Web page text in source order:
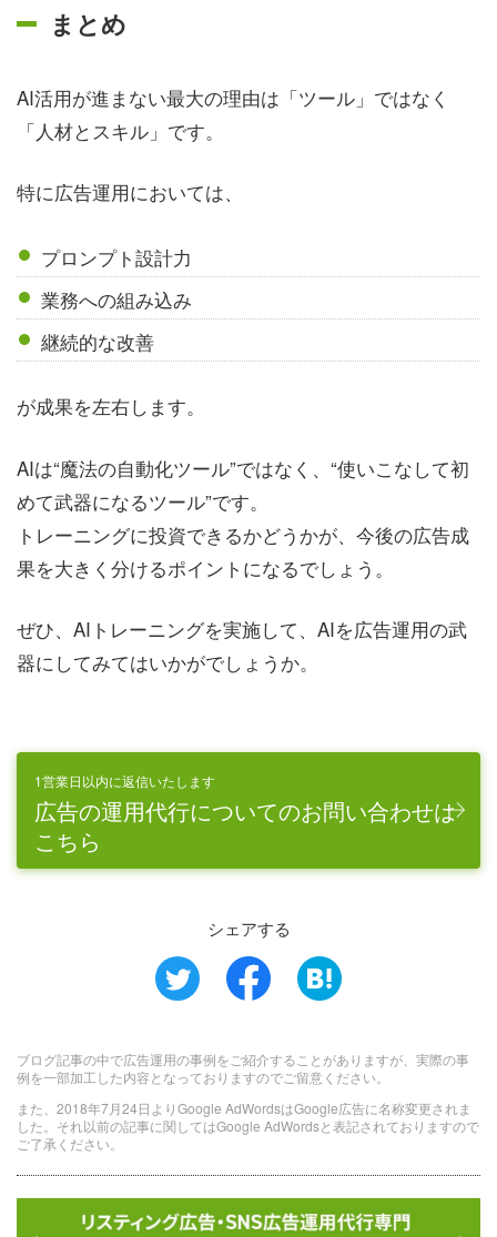
まとめ
AI活用が進まない最大の理由は「ツール」ではなく
「人材とスキル」です。
特に広告運用においては、
プロンプト設計力
業務への組み込み
継続的な改善
が成果を左右します。
AIは“魔法の自動化ツール”ではなく、“使いこなして初
めて武器になるツール”です。
トレーニングに投資できるかどうかが、今後の広告成
果を大きく分けるポイントになるでしょう。
ぜひ、AIトレーニングを実施して、AIを広告運用の武
器にしてみてはいかがでしょうか。
1営業日以内に返信いたします
広告の運用代行についてのお問い合わせは
こちら
シェアする
ブログ記事の中で広告運用の事例をご紹介することがありますが、実際の事
例を一部加工した内容となっておりますのでご留意ください。
また、2018年7月24日よりGoogle AdWordsはGoogle広告に名称変更されま
した。それ以前の記事に関してはGoogle AdWordsと表記されておりますので
ご了承ください。